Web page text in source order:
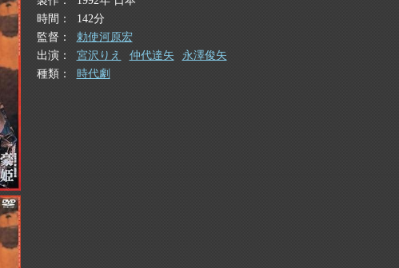
時間
142分
監督
勅使河原宏
出演
宮沢りえ 仲代達矢
永澤俊矢
種類
時代劇